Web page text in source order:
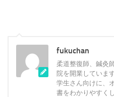
fukuchan
柔道整復師、鍼灸
院を開業していま
学生さん向けに、
書をわかりやすく